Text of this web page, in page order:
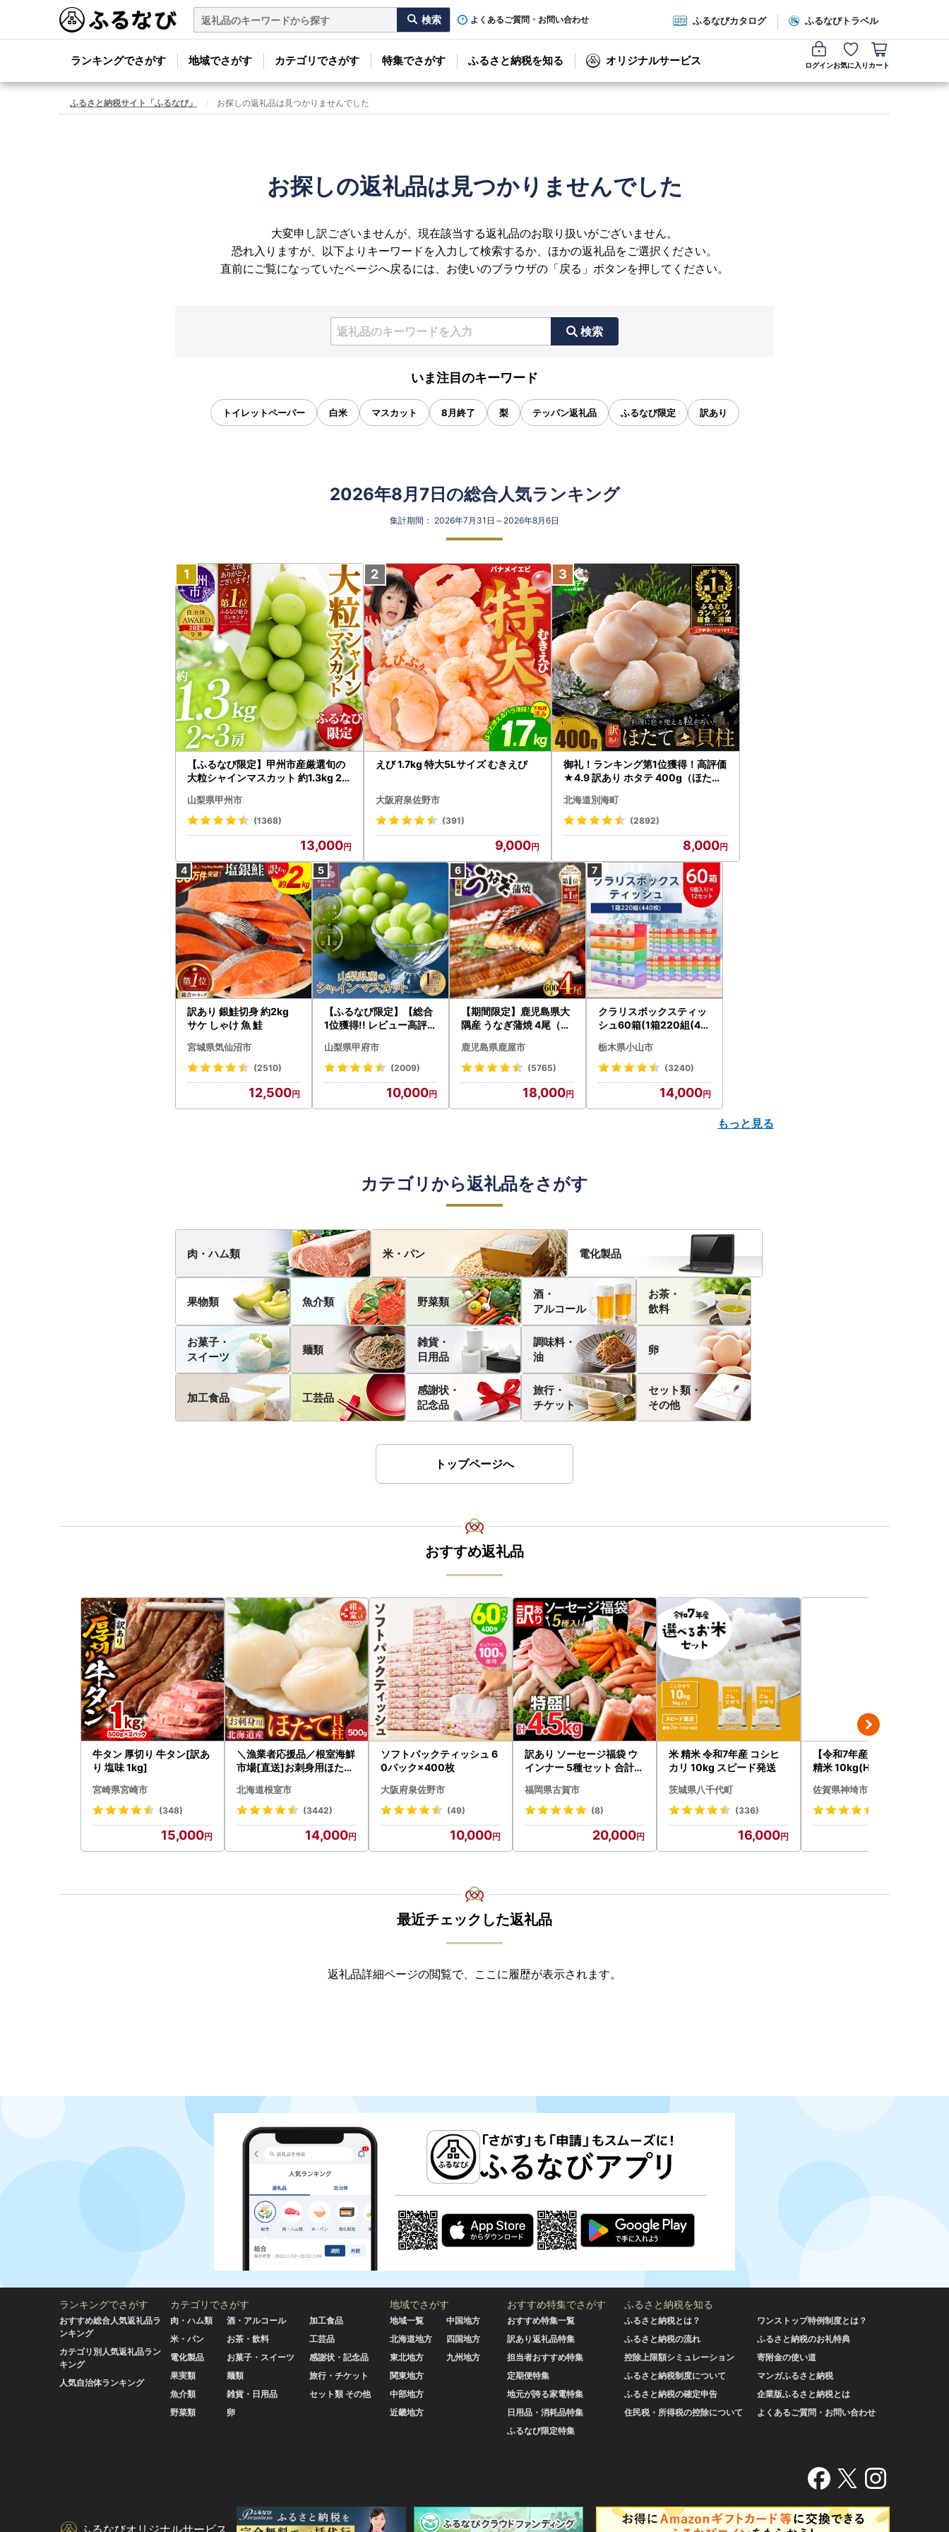
よくあるご質問・お問い合わせ ふるなびカタログ ふるなびトラベル
ランキングでさがす 地域でさがす カテゴリでさがす 特集でさがす ふるさと納税を知る オリジナルサービス ログインお気に入り カート
ふるさと納税サイト「ふるなび」 お探しの返礼品は見つかりませんでした
お探しの返礼品は見つかりませんでした
大変申し訳ございませんが、現在該当する返礼品のお取り扱いがございません。
恐れ入りますが、以下よりキーワードを入力して検索するか、ほかの返礼品をご選択ください。
直前にご覧になっていたページへ戻るには、お使いのブラウザの「戻る」ボタンを押してください。
検索
いま注目のキーワード
トイレットペーパー 白米 マスカット 8月終了 梨 テッパン返礼品 ふるなび限定 訳あり
2026年8月7日の総合人気ランキング
集計期間： 2026年7月31日～2026年8月6日
【ふるなび限定】甲州市産厳選旬の
大粒シャインマスカット 約1.3kg 2
472 FN-Limited-VO シャインマス
カット フルーツ
山梨県甲州市
(1368)
13,000
えび 1.7kg 特大5Lサイズ むきえび
大阪府泉佐野市
(391)
9,000
御礼！ランキング第1位獲得！高評価
★4.9 訳あり ホタテ 400g（ほたて
北海道別海町
(2892)
8,000
訳あり 銀鮭切身 約2kg
サケ しゃけ 魚 鮭
宮城県気仙沼市
(2510)
12,500
【ふるなび限定】【総合
1位獲得!! レビュー高評価
〉山梨県産 シャインマス
カット 2～3房（1.0kg以
N-Limited-SP
山梨県甲府市
(2009)
10,000
【期間限定】鹿児島県大
隅産 うなぎ蒲焼 4尾（60
cp18 うなぎ 鰻 魚 惣菜 総
菜
鹿児島県鹿屋市
(5765)
18,000
クラリスボックスティッ
シュ60箱(1箱220組(44
ト)【配送不可地域：離島
・沖縄県】【1256759】
栃木県小山市
(3240)
14,000
もっと見る
カテゴリから返礼品をさがす
肉・ハム類 米・パン 電化製品
果物類 魚介類 野菜類
酒・
アルコール
お茶・
飲料
お菓子・
スイーツ
麺類
雑貨・
日用品
調味料・
油
卵
加工食品 工芸品
感謝状・
記念品
旅行・
チケット
セット類・
その他
トップページへ
おすすめ返礼品
牛タン 厚切り 牛タン[訳あ
り 塩味 1kg]
宮崎県宮崎市
(348)
15,000
＼漁業者応援品／根室海鮮
市場[直送]お刺身用ほたて
北海道根室市
(3442)
14,000
ソフトパックティッシュ 6
0パック×400枚
大阪府泉佐野市
(49)
10,000
訳あり ソーセージ福袋 ウ
インナー 5種セット 合計4.
福岡県古賀市
(8)
20,000
米 精米 令和7年産 コシヒ
カリ 10kg スピード発送
茨城県八千代町
(336)
16,000
【令和7年産】さがびより
精米 10kg(H015224)
佐賀県神埼市
最近チェックした返礼品
返礼品詳細ページの閲覧で、ここに履歴が表示されます。
ランキングでさがす
おすすめ総合人気返礼品ラ
ンキング
カテゴリ別人気返礼品ラン
キング
人気自治体ランキング
カテゴリでさがす
肉・ハム類
米・パン
電化製品
果実類
魚介類
野菜類
酒・アルコール
お茶・飲料
お菓子・スイーツ
麺類
雑貨・日用品
卵
加工食品
工芸品
感謝状・記念品
旅行・チケット
セット類 その他
地域でさがす
地域一覧
北海道地方
東北地方
関東地方
中部地方
近畿地方
中国地方
四国地方
九州地方
おすすめ特集でさがす
おすすめ特集一覧
訳あり返礼品特集
担当者おすすめ特集
定期便特集
地元が誇る家電特集
日用品・消耗品特集
ふるなび限定特集
ふるさと納税を知る
ふるさと納税とは？
ふるさと納税の流れ
控除上限額シミュレーション
ふるさと納税制度について
ふるさと納税の確定申告
住民税・所得税の控除について
ワンストップ特例制度とは？
ふるさと納税のお礼特典
寄附金の使い道
マンガふるさと納税
企業版ふるさと納税とは
よくあるご質問・お問い合わせ